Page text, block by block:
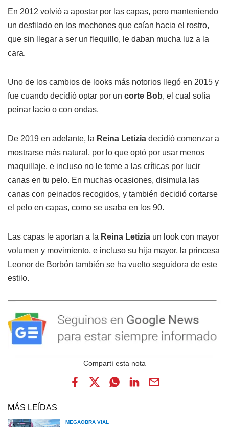
En 2012 volvió a apostar por las capas, pero manteniendo
un desfilado en los mechones que caían hacia el rostro,
que sin llegar a ser un flequillo, le daban mucha luz a la
cara.
Uno de los cambios de looks más notorios llegó en 2015 y
fue cuando decidió optar por un corte Bob, el cual solía
peinar lacio o con ondas.
De 2019 en adelante, la Reina Letizia decidió comenzar a
mostrarse más natural, por lo que optó por usar menos
maquillaje, e incluso no le teme a las críticas por lucir
canas en tu pelo. En muchas ocasiones, disimula las
canas con peinados recogidos, y también decidió cortarse
el pelo en capas, como se usaba en los 90.
Las capas le aportan a la Reina Letizia un look con mayor
volumen y movimiento, e incluso su hija mayor, la princesa
Leonor de Borbón también se ha vuelto seguidora de este
estilo.
MÁS LEÍDAS
MEGAOBRA VIAL